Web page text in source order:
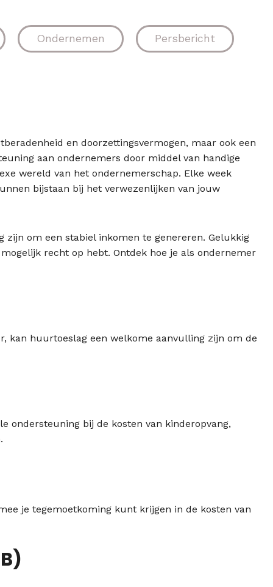
Ondernemen Persbericht
en doorzettingsvermogen, maar ook een
aan ondernemers door middel van handige
wereld van het ondernemerschap. Elke week
bijstaan bij het verwezenlijken van jouw
om een stabiel inkomen te genereren. Gelukkig
recht op hebt. Ontdek hoe je als ondernemer
kan huurtoeslag een welkome aanvulling zijn om de
ondersteuning bij de kosten van kinderopvang,
je tegemoetkoming kunt krijgen in de kosten van